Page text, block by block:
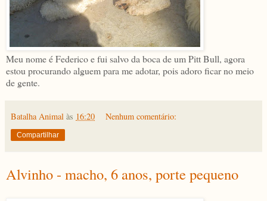
Meu nome é Federico e fui salvo da boca de um Pitt Bull, agora
estou procurando alguem para me adotar, pois adoro ficar no meio
de gente.
Batalha Animal às 16:20 Nenhum comentário:
Compartilhar
Alvinho - macho, 6 anos, porte pequeno